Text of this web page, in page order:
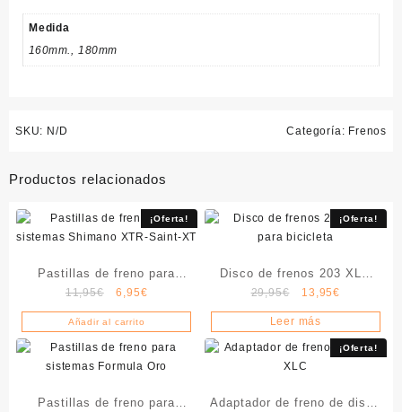
Medida
160mm., 180mm
SKU: N/D Categoría: Frenos
Productos relacionados
¡Oferta!
Pastillas de freno para
sistemas Shimano XTR-
Saint-XT
11,95€
El
precio
original
era:
11,95€.
6,95€El
precio
actual
es:
6,95€.
Añadir al carrito
¡Oferta!
Disco de frenos 203 XLC
para bicicleta
29,95€
El
precio
original
era:
29,95€.
13,95€
precio
actual
es:
Leer más
Pastillas de freno para
¡Oferta!
Adaptador de freno de disco